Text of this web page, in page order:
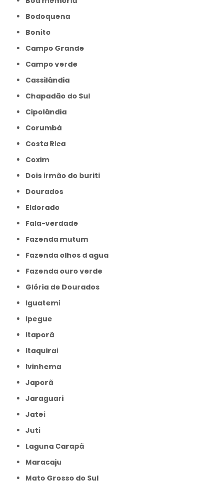
Bodoquena
Bonito
Campo Grande
Campo verde
Cassilândia
Chapadão do Sul
Cipolândia
Corumbá
Costa Rica
Coxim
Dois irmão do buriti
Dourados
Eldorado
Fala-verdade
Fazenda mutum
Fazenda olhos d agua
Fazenda ouro verde
Glória de Dourados
Iguatemi
Ipegue
Itaporã
Itaquiraí
Ivinhema
Japorã
Jaraguari
Jateí
Juti
Laguna Carapã
Maracaju
Mato Grosso do Sul